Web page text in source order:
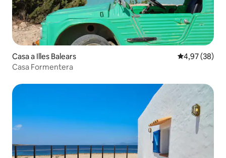
Casa a Illes Balears 4,97 de
4,97 (38)
Casa Formentera